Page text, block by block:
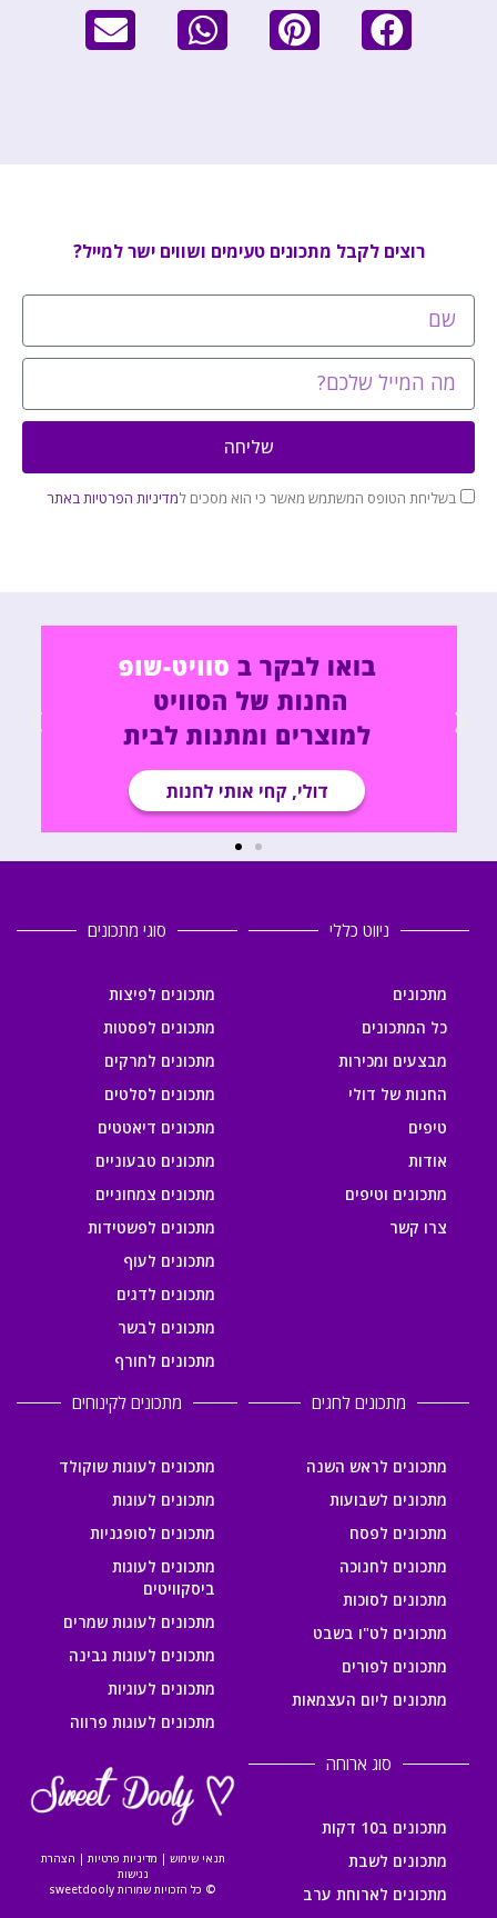
רוצים לקבל מתכונים טעימים ושווים ישר למייל?
בשליחת הטופס המשתמש מאשר כי הוא מסכים למדיניות הפרטיות באתר
שליחה
ניווט כללי
מתכונים
כל המתכונים
מבצעים ומכירות
החנות של דולי
טיפים
אודות
מתכונים וטיפים
צרו קשר
סוגי מתכונים
מתכונים לפיצות
מתכונים לפסטות
מתכונים למרקים
מתכונים לסלטים
מתכונים דיאטטים
מתכונים טבעוניים
מתכונים צמחוניים
מתכונים לפשטידות
מתכונים לעוף
מתכונים לדגים
מתכונים לבשר
מתכונים לחורף
מתכונים לחגים
מתכונים לראש השנה
מתכונים לשבועות
מתכונים לפסח
מתכונים לחנוכה
מתכונים לסוכות
מתכונים לט"ו בשבט
מתכונים לפורים
מתכונים ליום העצמאות
מתכונים לקינוחים
מתכונים לעוגות שוקולד
מתכונים לעוגות
מתכונים לסופגניות
מתכונים לעוגות
ביסקוויטים
מתכונים לעוגות שמרים
מתכונים לעוגות גבינה
מתכונים לעוגיות
מתכונים לעוגות פרווה
סוג ארוחה
מתכונים ב10 דקות
מתכונים לשבת
מתכונים לארוחת ערב
תנאי שימוש | מדיניות פרטיות | הצהרת
נגישות
© כל הזכויות שמורות sweetdooly